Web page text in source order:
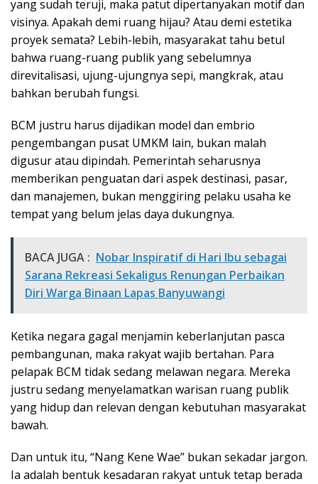
yang sudah teruji, maka patut dipertanyakan motif dan
visinya. Apakah demi ruang hijau? Atau demi estetika
proyek semata? Lebih-lebih, masyarakat tahu betul
bahwa ruang-ruang publik yang sebelumnya
direvitalisasi, ujung-ujungnya sepi, mangkrak, atau
bahkan berubah fungsi.
BCM justru harus dijadikan model dan embrio
pengembangan pusat UMKM lain, bukan malah
digusur atau dipindah. Pemerintah seharusnya
memberikan penguatan dari aspek destinasi, pasar,
dan manajemen, bukan menggiring pelaku usaha ke
tempat yang belum jelas daya dukungnya.
BACA JUGA : Nobar Inspiratif di Hari Ibu sebagai
Sarana Rekreasi Sekaligus Renungan Perbaikan
Diri Warga Binaan Lapas Banyuwangi
Ketika negara gagal menjamin keberlanjutan pasca
pembangunan, maka rakyat wajib bertahan. Para
pelapak BCM tidak sedang melawan negara. Mereka
justru sedang menyelamatkan warisan ruang publik
yang hidup dan relevan dengan kebutuhan masyarakat
bawah.
Dan untuk itu, “Nang Kene Wae” bukan sekadar jargon.
Ia adalah bentuk kesadaran rakyat untuk tetap berada